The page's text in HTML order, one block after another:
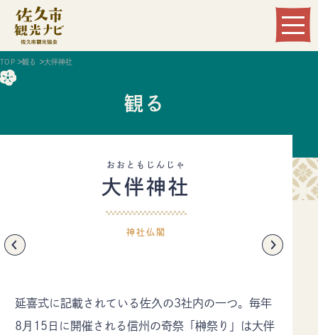
Language
佐久市について イベント
TOP 観る 大伴神社
観る
おおともじんじゃ
大伴神社
神社仏閣
延喜式に記載されている佐久の3社内の一つ。毎年
8月15日に開催される信州の奇祭「榊祭り」は大伴